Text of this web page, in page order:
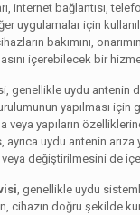
internet bağlantısı,
uygulamalar için
bakımını,
içerebilecek bir
genellikle uydu antenin
yapılması için
veya yapıların
uydu antenin arıza
veya değiştirilmesini de
, genellikle uydu
cihazın doğru şekilde